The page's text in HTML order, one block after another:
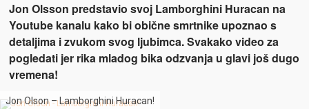
Jon Olsson predstavio svoj Lamborghini Huracan na
Youtube kanalu kako bi obične smrtnike upoznao s
detaljima i zvukom svog ljubimca. Svakako video za
pogledati jer rika mladog bika odzvanja u glavi još dugo
vremena!
Jon Olson – Lamborghini Huracan!